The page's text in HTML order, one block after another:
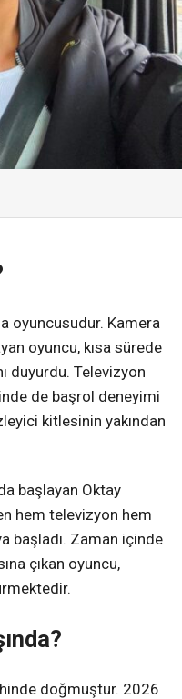
oyuncusudur. Kamera
oyuncu, kısa sürede
duyurdu. Televizyon
de başrol deneyimi
kitlesinin yakından
başlayan Oktay
hem televizyon hem
başladı. Zaman içinde
çıkan oyuncu,
doğmuştur. 2026